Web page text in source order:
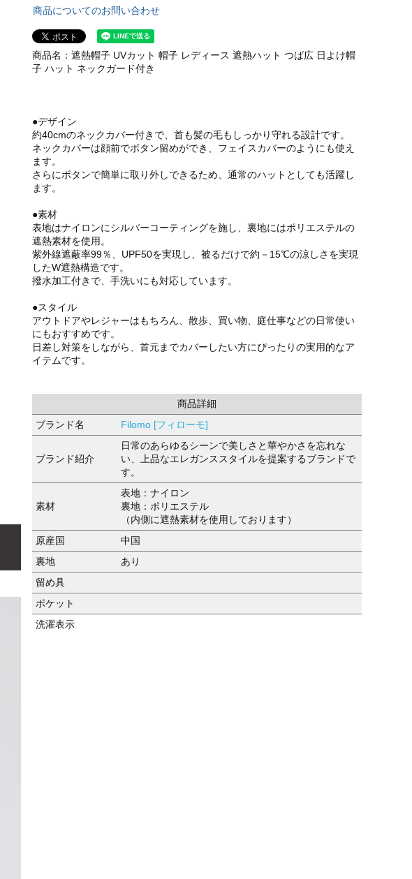
商品についてのお問い合わせ
商品名：遮熱帽子 UVカット 帽子 レディース 遮熱ハット つば広 日よけ帽
子 ハット ネックガード付き
●デザイン
約40cmのネックカバー付きで、首も髪の毛もしっかり守れる設計です。
ネックカバーは顔前でボタン留めができ、フェイスカバーのようにも使え
ます。
さらにボタンで簡単に取り外しできるため、通常のハットとしても活躍し
ます。
●素材
表地はナイロンにシルバーコーティングを施し、裏地にはポリエステルの
遮熱素材を使用。
紫外線遮蔽率99％、UPF50を実現し、被るだけで約－15℃の涼しさを実現
したW遮熱構造です。
撥水加工付きで、手洗いにも対応しています。
●スタイル
アウトドアやレジャーはもちろん、散歩、買い物、庭仕事などの日常使い
にもおすすめです。
日差し対策をしながら、首元までカバーしたい方にぴったりの実用的なア
イテムです。
商品詳細
ブランド名
Filomo [フィローモ]
ブランド紹介
日常のあらゆるシーンで美しさと華やかさを忘れな
い、上品なエレガンススタイルを提案するブランドで
す。
素材
表地：ナイロン
裏地：ポリエステル
（内側に遮熱素材を使用しております）
原産国
中国
裏地
あり
留め具
ポケット
洗濯表示